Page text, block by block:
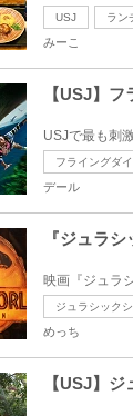
USJ ラン
みーこ
【USJ】
USJで最も刺
フライングダ
デール
『ジュラ
映画『ジュラ
ジュラシック
めっち
【USJ】